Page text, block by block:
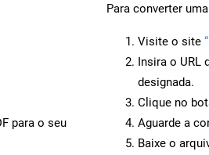
para o seu
Para converter
Visite o site
Insira o URL
designada.
Clique no
Aguarde a
Baixe o